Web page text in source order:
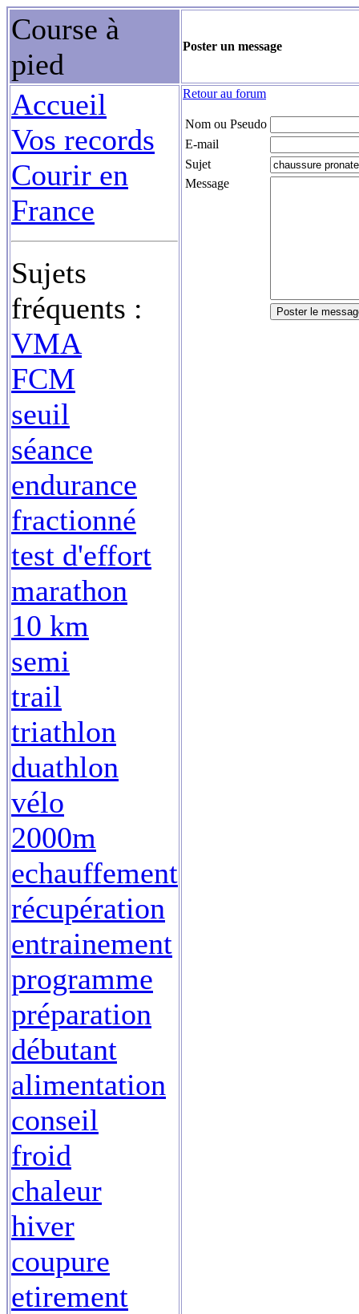
Course à
pied
Poster un message
Accueil
Vos records
Courir en
France
Sujets
fréquents :
VMA
FCM
seuil
séance
endurance
fractionné
test d'effort
marathon
10 km
semi
trail
triathlon
duathlon
vélo
2000m
echauffement
récupération
entrainement
programme
préparation
débutant
alimentation
conseil
froid
chaleur
hiver
coupure
etirement
Retour au forum
Nom ou Pseudo
E-mail
Sujet
Message